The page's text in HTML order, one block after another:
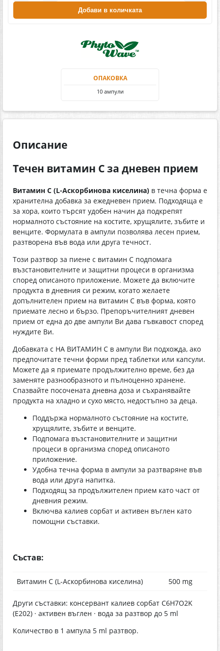
Добави в количката
ОПАКОВКА
10 ампули
Описание
Течен витамин С за дневен прием
Витамин С (L-Аскорбинова киселина) в течна форма е
хранителна добавка за ежедневен прием. Подходяща е
за хора, които търсят удобен начин да подкрепят
нормалното състояние на костите, хрущялите, зъбите и
венците. Формулата в ампули позволява лесен прием,
разтворена във вода или друга течност.
Този разтвор за пиене с витамин С подпомага
възстановителните и защитни процеси в организма
според описаното приложение. Можете да включите
продукта в дневния си режим, когато желаете
допълнителен прием на витамин С във форма, която
приемате лесно и бързо. Препоръчителният дневен
прием от една до две ампули Ви дава гъвкавост според
нуждите Ви.
Добавката с НА ВИТАМИН С в ампули Ви подхожда, ако
предпочитате течни форми пред таблетки или капсули.
Можете да я приемате продължително време, без да
заменяте разнообразното и пълноценно хранене.
Спазвайте посочената дневна доза и съхранявайте
продукта на хладно и сухо място, недостъпно за деца.
Поддържа нормалното състояние на костите,
хрущялите, зъбите и венците.
Подпомага възстановителните и защитни
процеси в организма според описаното
приложение.
Удобна течна форма в ампули за разтваряне във
вода или друга напитка.
Подходящ за продължителен прием като част от
дневния режим.
Включва калиев сорбат и активен въглен като
помощни съставки.
Състав:
Витамин С (L-Аскорбинова киселина) 500 mg
Други съставки: консервант калиев сорбат C6H7O2K
(E202) · активен въглен · вода за разтвор до 5 ml
Количество в 1 ампула 5 ml разтвор.